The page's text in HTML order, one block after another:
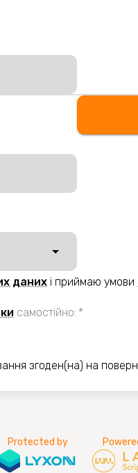
данихi приймаю умови
самостійно: *
згоден(на) на
Protected by